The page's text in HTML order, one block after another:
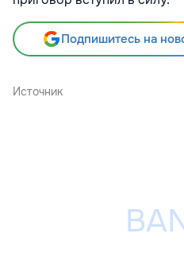
Подпишитесь на
Источник